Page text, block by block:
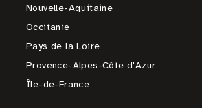
Nouvelle-Aquitaine
Occitanie
Pays de la Loire
Provence-Alpes-Côte d'Azur
Île-de-France